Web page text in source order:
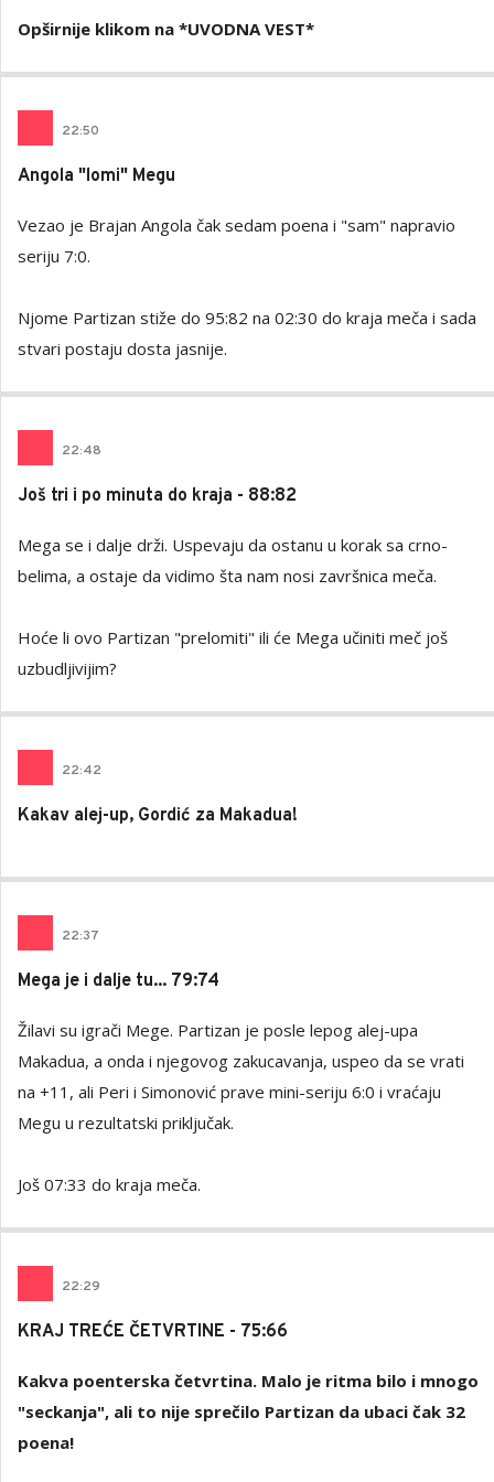
Opširnije klikom na *UVODNA VEST*
22:50
Angola "lomi" Megu
Vezao je Brajan Angola čak sedam poena i "sam" napravio
seriju 7:0.
Njome Partizan stiže do 95:82 na 02:30 do kraja meča i sada
stvari postaju dosta jasnije.
22:48
Još tri i po minuta do kraja - 88:82
Mega se i dalje drži. Uspevaju da ostanu u korak sa crno-
belima, a ostaje da vidimo šta nam nosi završnica meča.
Hoće li ovo Partizan "prelomiti" ili će Mega učiniti meč još
uzbudljivijim?
22:42
Kakav alej-up, Gordić za Makadua!
22:37
Mega je i dalje tu... 79:74
Žilavi su igrači Mege. Partizan je posle lepog alej-upa
Makadua, a onda i njegovog zakucavanja, uspeo da se vrati
na +11, ali Peri i Simonović prave mini-seriju 6:0 i vraćaju
Megu u rezultatski priključak.
Još 07:33 do kraja meča.
22:29
KRAJ TREĆE ČETVRTINE - 75:66
Kakva poenterska četvrtina. Malo je ritma bilo i mnogo
"seckanja", ali to nije sprečilo Partizan da ubaci čak 32
poena!